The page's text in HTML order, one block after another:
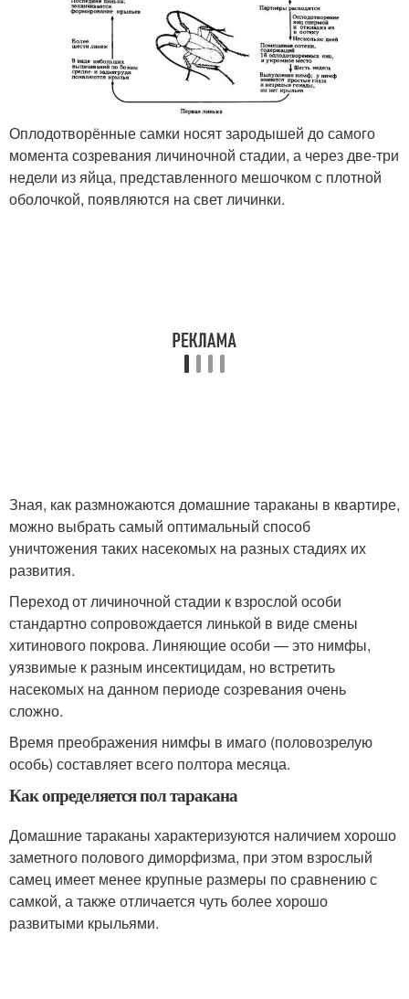
Оплодотворённые самки носят зародышей до самого
момента созревания личиночной стадии, а через две-три
недели из яйца, представленного мешочком с плотной
оболочкой, появляются на свет личинки.
Зная, как размножаются домашние тараканы в квартире,
можно выбрать самый оптимальный способ
уничтожения таких насекомых на разных стадиях их
развития.
Переход от личиночной стадии к взрослой особи
стандартно сопровождается линькой в виде смены
хитинового покрова. Линяющие особи — это нимфы,
уязвимые к разным инсектицидам, но встретить
насекомых на данном периоде созревания очень
сложно.
Время преображения нимфы в имаго (половозрелую
особь) составляет всего полтора месяца.
Как определяется пол таракана
Домашние тараканы характеризуются наличием хорошо
заметного полового диморфизма, при этом взрослый
самец имеет менее крупные размеры по сравнению с
самкой, а также отличается чуть более хорошо
развитыми крыльями.